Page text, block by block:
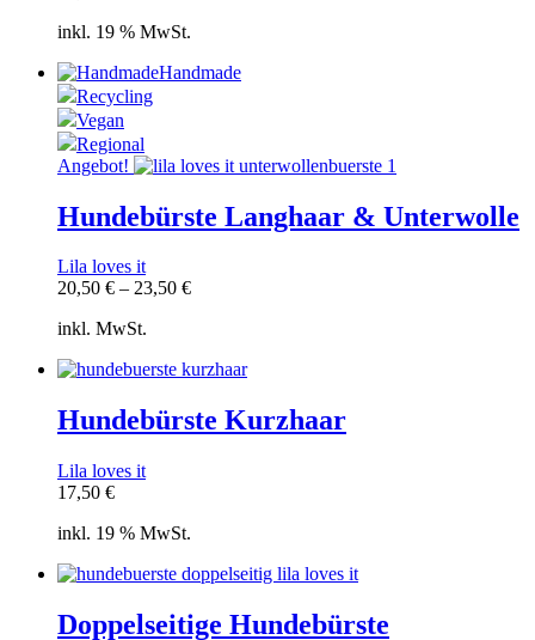
inkl. 19 % MwSt.
Handmade
Recycling
Vegan
Regional
Angebot!
Hundebürste Langhaar & Unterwolle
Lila loves it
20,50 € – 23,50 €
inkl. MwSt.
Hundebürste Kurzhaar
Lila loves it
17,50 €
inkl. 19 % MwSt.
Doppelseitige Hundebürste